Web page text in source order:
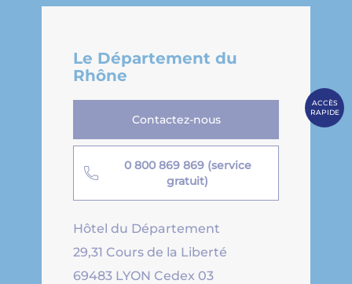
ACCÈS
RAPIDE
Le Département du
Rhône
Contactez-nous
0 800 869 869 (service
gratuit)
Hôtel du Département
29,31 Cours de la Liberté
69483 LYON Cedex 03